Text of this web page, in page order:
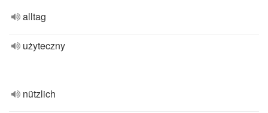
alltag
użyteczny
nützlich